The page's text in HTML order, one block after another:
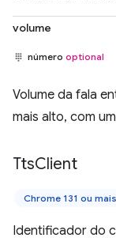
volume
número optional
Volume da fala
mais alto, com
TtsClient
Chrome 131 ou
Identificador do